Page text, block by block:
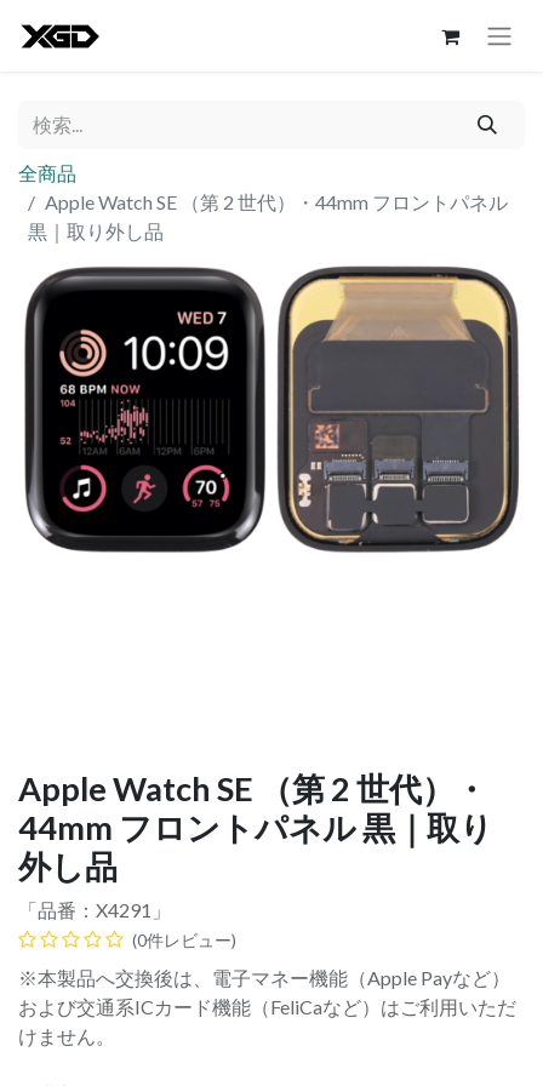
全商品
Apple Watch SE （第 2 世代）・44mm フロントパネル
黒｜取り外し品
Apple Watch SE （第 2 世代）・
44mm フロントパネル 黒｜取り
外し品
「品番： X4291 」
(0件レビュー)
※本製品へ交換後は、電子マネー機能（Apple Payなど）
および交通系ICカード機能（FeliCaなど）はご利用いただ
けません。